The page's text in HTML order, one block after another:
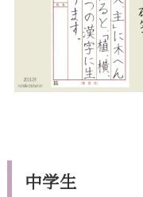
中学生